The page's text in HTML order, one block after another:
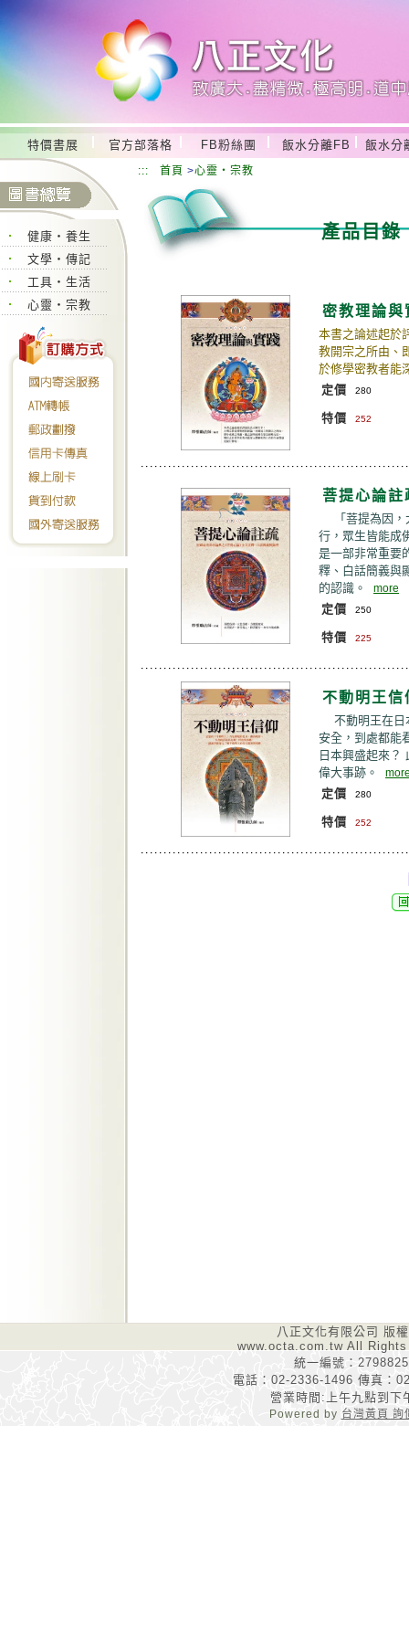
特價書展 官方部落格 FB粉絲團 飯水分離FB 飯水分
健康‧養生
文學‧傳記
工具‧生活
心靈‧宗教
::: 首頁 >心靈‧宗教
產品目錄
密教理論與
本書之論述起於
教開宗之所由、
於修學密教者能
定價
280
特價 252
菩提心論註
「菩提為因
行，眾生皆能成
是一部非常重要
釋、白話簡義與
的認識。
more
定價 250
特價 225
不動明王信
不動明王在日
安全，到處都能
日本興盛起來？
偉大事跡。
定價 280
特價 252
八正文化有限公司 版
www.octa.com.tw All
統一編號：
電話：02-2336-1496 傳真：
營業時間:上午九點到下
Powered by 台灣黃頁 詢